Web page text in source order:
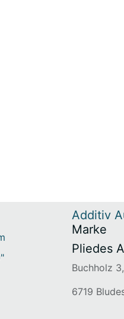
Additiv
Marke
Pliedes
Buchholz 3,
6719